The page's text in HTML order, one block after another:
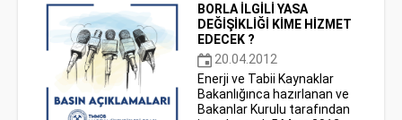
BORLA İLGİLİ YASA
DEĞİŞİKLİĞİ KİME HİZMET
EDECEK ?
20.04.2012
Enerji ve Tabii Kaynaklar
Bakanlığınca hazırlanan ve
Bakanlar Kurulu tarafından